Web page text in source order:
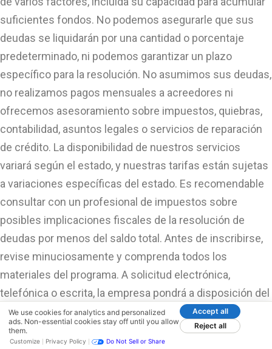
suficientes fondos. No podemos asegurarle que sus
deudas se liquidarán por una cantidad o porcentaje
predeterminado, ni podemos garantizar un plazo
específico para la resolución. No asumimos sus deudas,
no realizamos pagos mensuales a acreedores ni
ofrecemos asesoramiento sobre impuestos, quiebras,
contabilidad, asuntos legales o servicios de reparación
de crédito. La disponibilidad de nuestros servicios
variará según el estado, y nuestras tarifas están sujetas
a variaciones específicas del estado. Es recomendable
consultar con un profesional de impuestos sobre
posibles implicaciones fiscales de la resolución de
deudas por menos del saldo total. Antes de inscribirse,
revise minuciosamente y comprenda todos los
materiales del programa. A solicitud electrónica,
telefónica o escrita, la empresa pondrá a disposición del
consumidor una copia en papel o copias del acuerdo. El
miembro administrador de CuraDebt Systems, LLC es
We use cookies for analytics and personalized
ads. Non-essential cookies stay off until you allow
them.
Accept all
Reject all
Customize Privacy Policy Do Not Sell or Share